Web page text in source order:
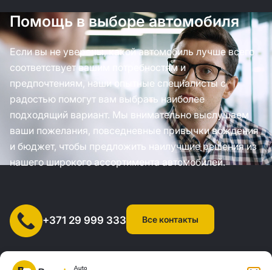
Помощь в выборе автомобиля
Если вы не уверены, какой автомобиль лучше всего
соответствует вашим потребностям и
предпочтениям, наши опытные специалисты с
радостью помогут вам выбрать наиболее
подходящий вариант. Мы внимательно выслушаем
ваши пожелания, повседневные привычки вождения
и бюджет, чтобы предложить наилучшие решения из
нашего широкого ассортимента автомобилей.
+371 29 999 333 Все контакты